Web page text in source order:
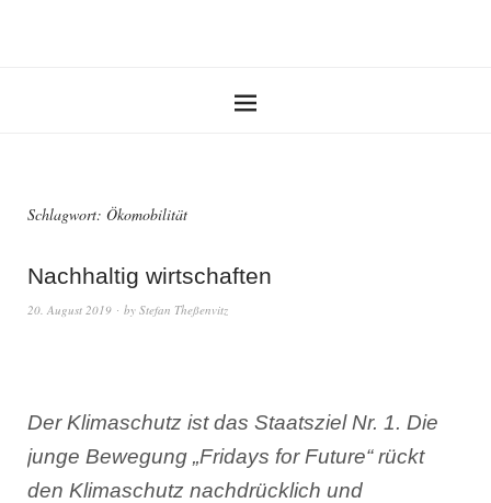
Schlagwort: Ökomobilität
Nachhaltig wirtschaften
20. August 2019 by Stefan Theßenvitz
Der Klimaschutz ist das Staatsziel Nr. 1. Die
junge Bewegung „Fridays for Future“ rückt
den Klimaschutz nachdrücklich und